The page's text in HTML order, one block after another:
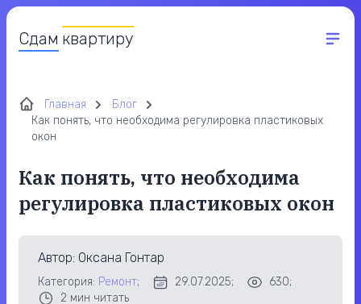
Сдам квартиру
Главная
Блог
Как понять, что необходима регулировка пластиковых
окон
Как понять, что необходима
регулировка пластиковых окон
Автор: Оксана Гонтар
Категория: Ремонт; 29.07.2025;
630;
2 мин читать